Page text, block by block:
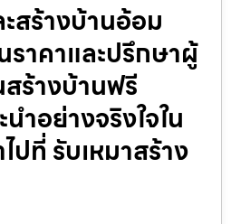
สร้างบ้านอ้อม
ราคาและปรึกษาผู้
ร้างบ้านฟรี
ำอย่างจริงใจใน
ปที่ รับเหมาสร้าง